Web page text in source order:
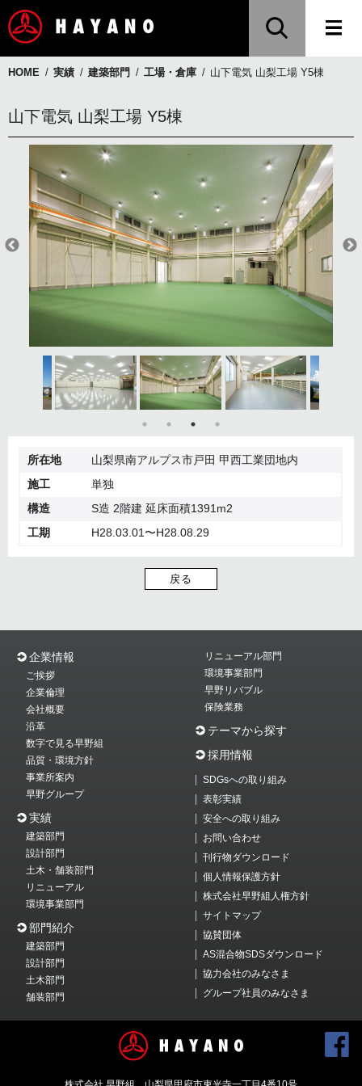
HOME 実績 建築部門 工場・倉庫 山下電気 山梨工場 Y5棟
山下電気 山梨工場 Y5棟
所在地
山梨県南アルプス市戸田 甲西工業団地内
施工
単独
構造
S造 2階建 延床面積1391m2
工期
H28.03.01〜H28.08.29
戻る
企業情報
ご挨拶
企業倫理
会社概要
沿革
数字で見る早野組
品質・環境方針
事業所案内
早野グループ
実績
建築部門
設計部門
土木・舗装部門
リニューアル
環境事業部門
部門紹介
建築部門
設計部門
土木部門
舗装部門
リニューアル部門
環境事業部門
早野リバブル
保険業務
テーマから探す
採用情報
SDGsへの取り組み
表彰実績
安全への取り組み
お問い合わせ
刊行物ダウンロード
個人情報保護方針
株式会社早野組人権方針
サイトマップ
協賛団体
AS混合物SDSダウンロード
協力会社のみなさま
グループ社員のみなさま